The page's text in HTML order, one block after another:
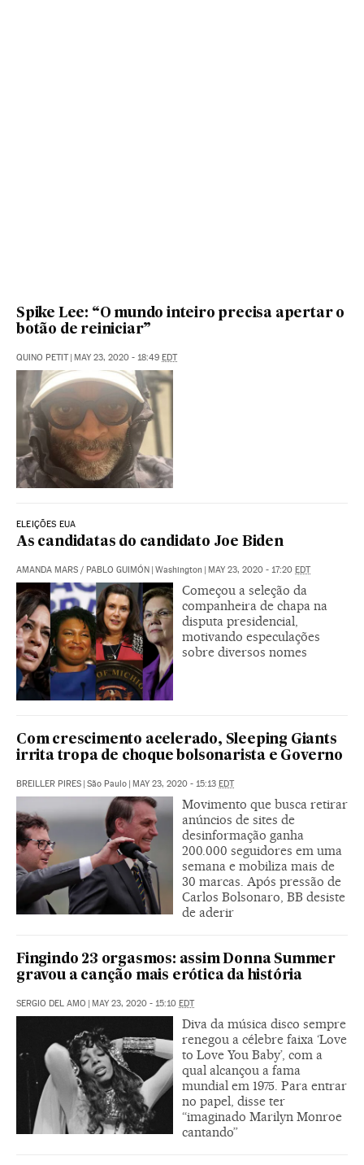
Spike Lee: “O mundo inteiro precisa apertar o
botão de reiniciar”
QUINO PETIT MAY 23, 2020 - 18:49 EDT
ELEIÇÕES EUA
As candidatas do candidato Joe Biden
AMANDA MARS / PABLO GUIMÓN Washington MAY 23, 2020 - 17:20 EDT
Começou a seleção da
companheira de chapa na
disputa presidencial,
motivando especulações
sobre diversos nomes
Com crescimento acelerado, Sleeping Giants
irrita tropa de choque bolsonarista e Governo
BREILLER PIRES São Paulo MAY 23, 2020 - 15:13 EDT
Movimento que busca retirar
anúncios de sites de
desinformação ganha
200.000 seguidores em uma
semana e mobiliza mais de
30 marcas. Após pressão de
Carlos Bolsonaro, BB desiste
de aderir
Fingindo 23 orgasmos: assim Donna Summer
gravou a canção mais erótica da história
SERGIO DEL AMO MAY 23, 2020 - 15:10 EDT
Diva da música disco sempre
renegou a célebre faixa ‘Love
to Love You Baby’, com a
qual alcançou a fama
mundial em 1975. Para entrar
no papel, disse ter
“imaginado Marilyn Monroe
cantando”